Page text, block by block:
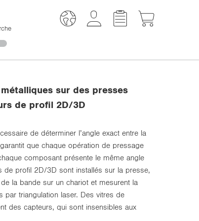
sur des presses
de profil 2D/3D
de déterminer l’angle exact entre la
que chaque opération de pressage
composant présente le même angle
de profil 2D/3D sont installés sur la presse,
la bande sur un chariot et mesurent la
par triangulation laser. Des vitres de
des capteurs, qui sont insensibles aux